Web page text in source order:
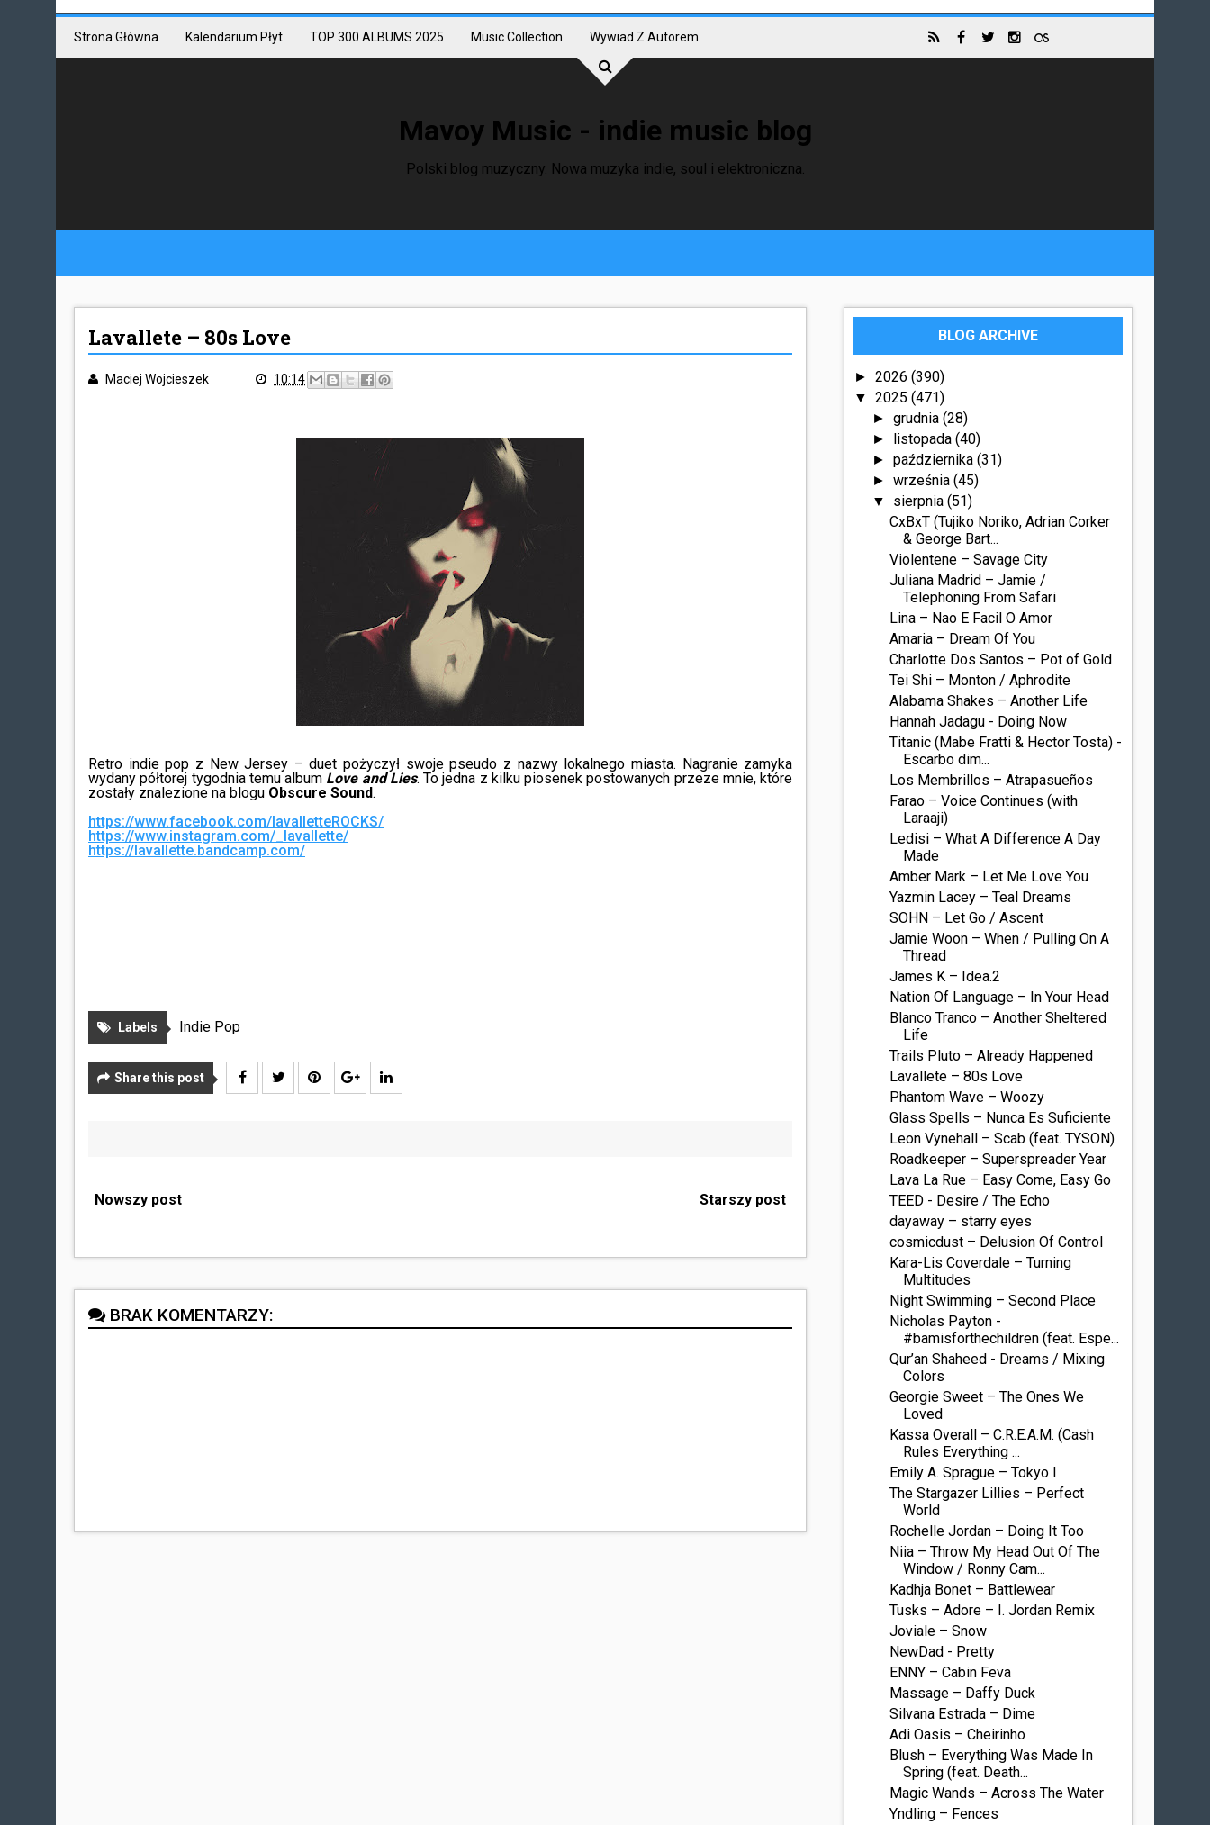
Strona Główna Kalendarium Płyt TOP 300 ALBUMS 2025 Music Collection Wywiad Z Autorem
Mavoy Music - indie music blog
Polski blog muzyczny. Nowa muzyka indie, soul i elektroniczna.
Lavallete – 80s Love
Maciej Wojcieszek 10:14
Retro indie pop z New Jersey – duet pożyczył swoje pseudo z nazwy lokalnego miasta. Nagranie zamyka
wydany półtorej tygodnia temu album Love and Lies. To jedna z kilku piosenek postowanych przeze mnie, które
zostały znalezione na blogu Obscure Sound.
https://www.facebook.com/lavalletteROCKS/
https://www.instagram.com/_lavallette/
https://lavallette.bandcamp.com/
Labels Indie Pop
Share this post
Nowszy post Starszy post
BRAK KOMENTARZY:
BLOG ARCHIVE
►2026(390)
▼2025(471)
► grudnia (28)
► listopada (40)
► października (31)
► września (45)
▼ sierpnia (51)
CxBxT (Tujiko Noriko, Adrian Corker
& George Bart...
Violentene – Savage City
Juliana Madrid – Jamie /
Telephoning From Safari
Lina – Nao E Facil O Amor
Amaria – Dream Of You
Charlotte Dos Santos – Pot of Gold
Tei Shi – Monton / Aphrodite
Alabama Shakes – Another Life
Hannah Jadagu - Doing Now
Titanic (Mabe Fratti & Hector Tosta) -
Escarbo dim...
Los Membrillos – Atrapasueños
Farao – Voice Continues (with
Laraaji)
Ledisi – What A Difference A Day
Made
Amber Mark – Let Me Love You
Yazmin Lacey – Teal Dreams
SOHN – Let Go / Ascent
Jamie Woon – When / Pulling On A
Thread
James K – Idea.2
Nation Of Language – In Your Head
Blanco Tranco – Another Sheltered
Life
Trails Pluto – Already Happened
Lavallete – 80s Love
Phantom Wave – Woozy
Glass Spells – Nunca Es Suficiente
Leon Vynehall – Scab (feat. TYSON)
Roadkeeper – Superspreader Year
Lava La Rue – Easy Come, Easy Go
TEED - Desire / The Echo
dayaway – starry eyes
cosmicdust – Delusion Of Control
Kara-Lis Coverdale – Turning
Multitudes
Night Swimming – Second Place
Nicholas Payton -
#bamisforthechildren (feat. Espe...
Qur’an Shaheed - Dreams / Mixing
Colors
Georgie Sweet – The Ones We
Loved
Kassa Overall – C.R.E.A.M. (Cash
Rules Everything ...
Emily A. Sprague – Tokyo I
The Stargazer Lillies – Perfect
World
Rochelle Jordan – Doing It Too
Niia – Throw My Head Out Of The
Window / Ronny Cam...
Kadhja Bonet – Battlewear
Tusks – Adore – I. Jordan Remix
Joviale – Snow
NewDad - Pretty
ENNY – Cabin Feva
Massage – Daffy Duck
Silvana Estrada – Dime
Adi Oasis – Cheirinho
Blush – Everything Was Made In
Spring (feat. Death...
Magic Wands – Across The Water
Yndling – Fences